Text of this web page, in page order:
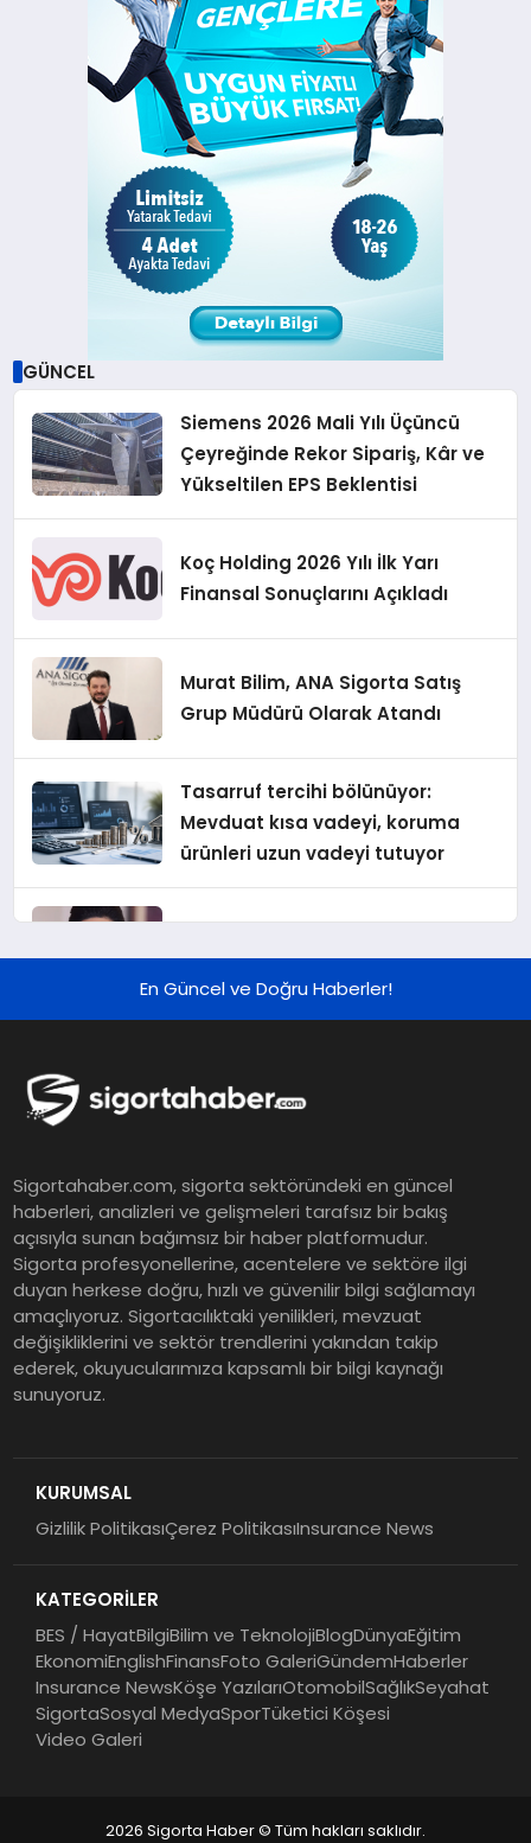
GÜNCEL
Siemens 2026 Mali Yılı Üçüncü
Çeyreğinde Rekor Sipariş, Kâr ve
Yükseltilen EPS Beklentisi
Koç Holding 2026 Yılı İlk Yarı
Finansal Sonuçlarını Açıkladı
Murat Bilim, ANA Sigorta Satış
Grup Müdürü Olarak Atandı
Tasarruf tercihi bölünüyor:
Mevduat kısa vadeyi, koruma
ürünleri uzun vadeyi tutuyor
Sonuçları
Sonuçlarını Açıkladı
Araştırması: Yapay Zekâ Destekli
Tehditler ve Kurumsal
Dayanıklılık
Sigorta Mobil İzmir Bölge
Müdürlüğü Faaliyete Başladı
Koç Holding 2026 Yılının İlk
En Güncel ve Doğru Haberler!
Sigortahaber.com, sigorta sektöründeki en güncel
haberleri, analizleri ve gelişmeleri tarafsız bir bakış
açısıyla sunan bağımsız bir haber platformudur.
Sigorta profesyonellerine, acentelere ve sektöre ilgi
duyan herkese doğru, hızlı ve güvenilir bilgi sağlamayı
amaçlıyoruz. Sigortacılıktaki yenilikleri, mevzuat
değişikliklerini ve sektör trendlerini yakından takip
ederek, okuyucularımıza kapsamlı bir bilgi kaynağı
sunuyoruz.
KURUMSAL
Gizlilik PolitikasıÇerez PolitikasıInsurance News
KATEGORİLER
BES / HayatBilgiBilim ve TeknolojiBlogDünyaEğitim
EkonomiEnglishFinansFoto GaleriGündemHaberler
Insurance NewsKöşe YazılarıOtomobilSağlıkSeyahat
SigortaSosyal MedyaSporTüketici Köşesi
Video Galeri
2026 Sigorta Haber © Tüm hakları saklıdır.